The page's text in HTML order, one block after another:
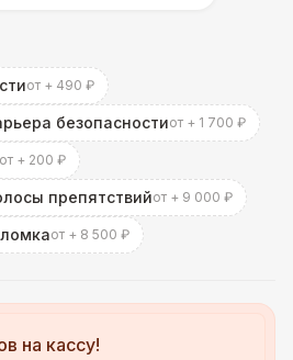
от + 490 ₽
безопасностиот + 1 700 ₽
от + 200 ₽
препятствийот + 9 000 ₽
от + 8 500 ₽
на кассу!